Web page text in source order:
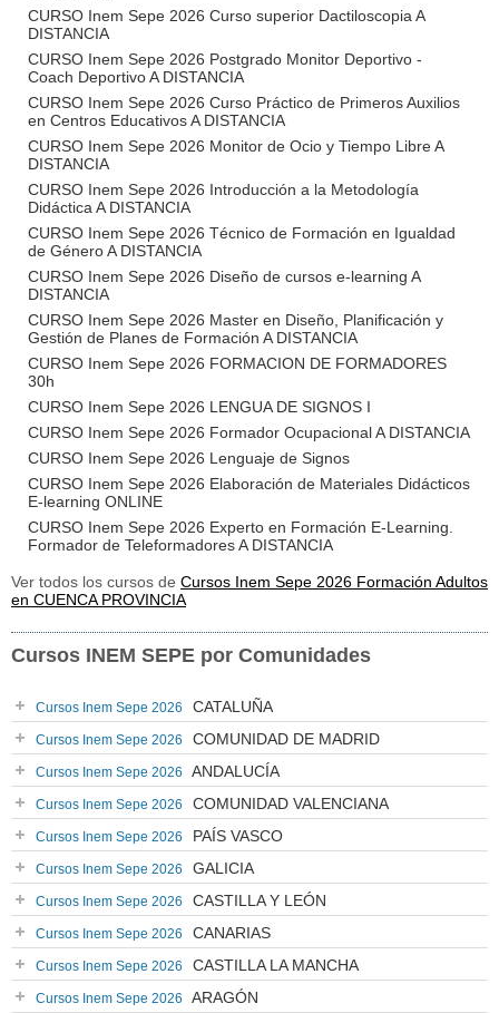
CURSO Inem Sepe 2026 Curso superior Dactiloscopia A
DISTANCIA
CURSO Inem Sepe 2026 Postgrado Monitor Deportivo -
Coach Deportivo A DISTANCIA
CURSO Inem Sepe 2026 Curso Práctico de Primeros Auxilios
en Centros Educativos A DISTANCIA
CURSO Inem Sepe 2026 Monitor de Ocio y Tiempo Libre A
DISTANCIA
CURSO Inem Sepe 2026 Introducción a la Metodología
Didáctica A DISTANCIA
CURSO Inem Sepe 2026 Técnico de Formación en Igualdad
de Género A DISTANCIA
CURSO Inem Sepe 2026 Diseño de cursos e-learning A
DISTANCIA
CURSO Inem Sepe 2026 Master en Diseño, Planificación y
Gestión de Planes de Formación A DISTANCIA
CURSO Inem Sepe 2026 FORMACION DE FORMADORES
30h
CURSO Inem Sepe 2026 LENGUA DE SIGNOS I
CURSO Inem Sepe 2026 Formador Ocupacional A DISTANCIA
CURSO Inem Sepe 2026 Lenguaje de Signos
CURSO Inem Sepe 2026 Elaboración de Materiales Didácticos
E-learning ONLINE
CURSO Inem Sepe 2026 Experto en Formación E-Learning.
Formador de Teleformadores A DISTANCIA
Ver todos los cursos de Cursos Inem Sepe 2026 Formación Adultos
en CUENCA PROVINCIA
Cursos INEM SEPE por Comunidades
Cursos Inem Sepe 2026 CATALUÑA
Cursos Inem Sepe 2026 COMUNIDAD DE MADRID
Cursos Inem Sepe 2026 ANDALUCÍA
Cursos Inem Sepe 2026 COMUNIDAD VALENCIANA
Cursos Inem Sepe 2026 PAÍS VASCO
Cursos Inem Sepe 2026 GALICIA
Cursos Inem Sepe 2026 CASTILLA Y LEÓN
Cursos Inem Sepe 2026 CANARIAS
Cursos Inem Sepe 2026 CASTILLA LA MANCHA
Cursos Inem Sepe 2026 ARAGÓN